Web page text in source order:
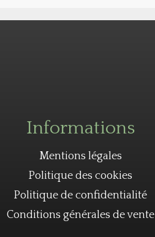
Informations
Mentions légales
Politique des cookies
Politique de confidentialité
Conditions générales de vente